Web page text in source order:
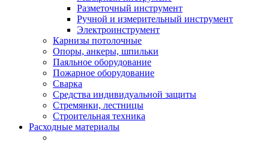
Разметочный инструмент
Ручной и измерительный инструмент
Электроинструмент
Карнизы потолочные
Опоры, анкеры, шпильки
Паяльное оборудование
Пожарное оборудование
Сварка
Средства индивидуальной защиты
Стремянки, лестницы
Строительная техника
Расходные материалы